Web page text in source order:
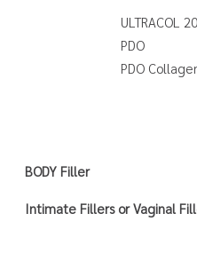
ULTRACOL
PDO
PDO
BODY Filler
Intimate Fillers or Vaginal